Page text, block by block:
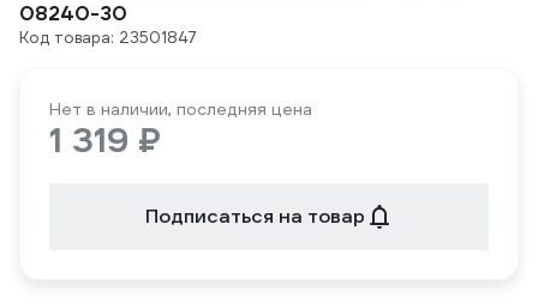
08240-30
Код товара: 23501847
Нет в наличии, последняя цена
1 319 ₽
Подписаться на товар